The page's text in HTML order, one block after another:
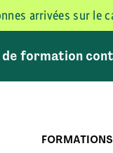
arrivées sur le
formation
FORMATIONS